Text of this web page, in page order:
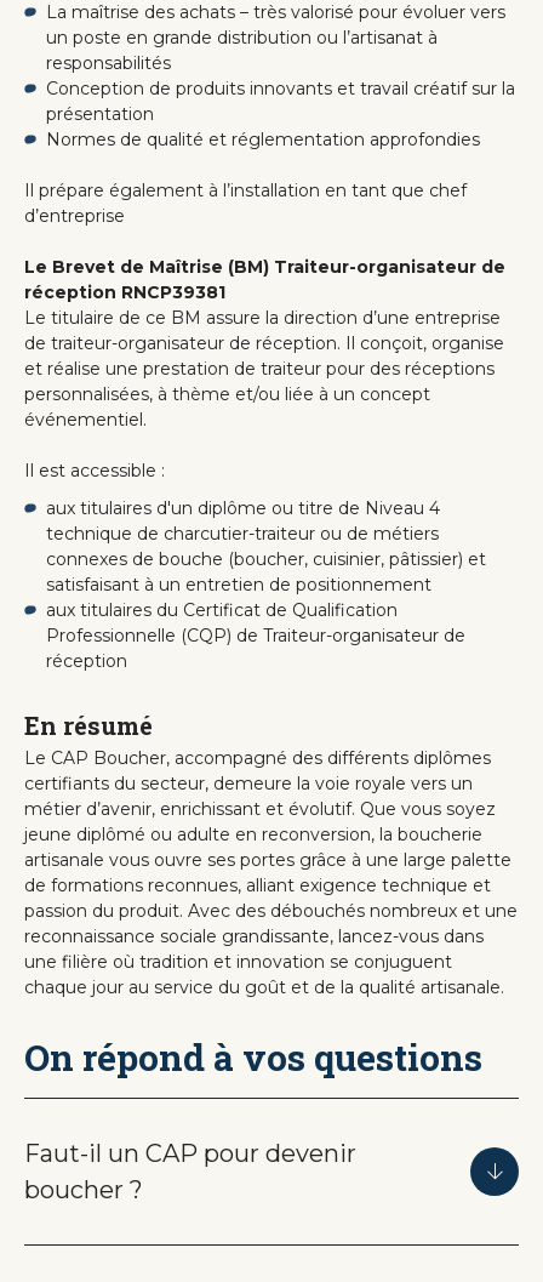
La maîtrise des achats – très valorisé pour évoluer vers
un poste en grande distribution ou l’artisanat à
responsabilités
Conception de produits innovants et travail créatif sur la
présentation
Normes de qualité et réglementation approfondies
Il prépare également à l’installation en tant que chef
d’entreprise
Le Brevet de Maîtrise (BM) Traiteur-organisateur de
réception RNCP39381
Le titulaire de ce BM assure la direction d’une entreprise
de traiteur-organisateur de réception. Il conçoit, organise
et réalise une prestation de traiteur pour des réceptions
personnalisées, à thème et/ou liée à un concept
événementiel.
Il est accessible :
aux titulaires d'un diplôme ou titre de Niveau 4
technique de charcutier-traiteur ou de métiers
connexes de bouche (boucher, cuisinier, pâtissier) et
satisfaisant à un entretien de positionnement
aux titulaires du Certificat de Qualification
Professionnelle (CQP) de Traiteur-organisateur de
réception
En résumé
Le CAP Boucher, accompagné des différents diplômes
certifiants du secteur, demeure la voie royale vers un
métier d’avenir, enrichissant et évolutif. Que vous soyez
jeune diplômé ou adulte en reconversion, la boucherie
artisanale vous ouvre ses portes grâce à une large palette
de formations reconnues, alliant exigence technique et
passion du produit. Avec des débouchés nombreux et une
reconnaissance sociale grandissante, lancez-vous dans
une filière où tradition et innovation se conjuguent
chaque jour au service du goût et de la qualité artisanale.
On répond à vos questions
Faut-il un CAP pour devenir
boucher ?